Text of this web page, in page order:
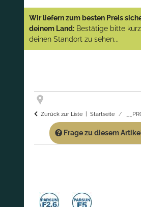
(Abverkauf)!
GARANTIE UND
Wir liefern zum besten Preis
deinem Land: Bestätige bitte
deinen Standort zu sehen...
Zurück zur Liste Startseite
Frage zu diesem